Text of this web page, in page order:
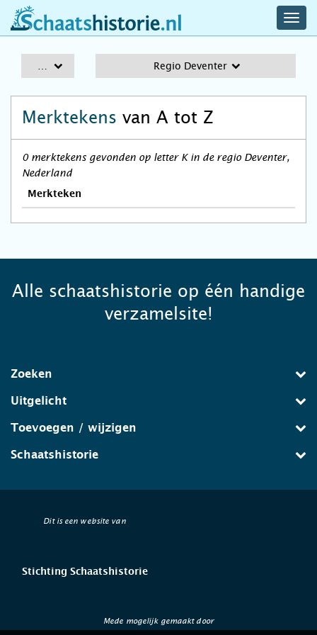
schaatshistorie.nl
Regio Deventer
Merktekens van A tot Z
0 merktekens gevonden op letter K in de regio Deventer,
Nederland
Merkteken
Alle schaatshistorie op één handige
verzamelsite!
Zoeken
Uitgelicht
Toevoegen / wijzigen
Schaatshistorie
Dit is een website van
Stichting Schaatshistorie
Mede mogelijk gemaakt door